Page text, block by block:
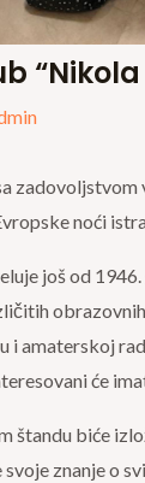
zadovoljstvom
noći
još od
i amaterskoj
će
štandu biće
znanje o